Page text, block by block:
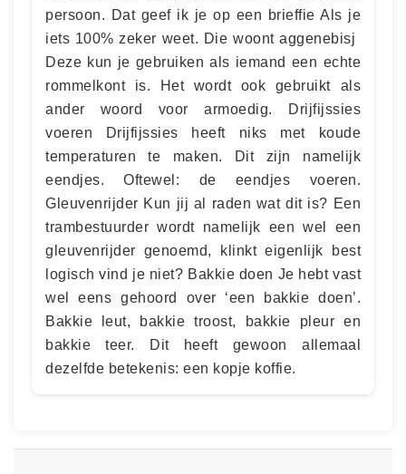
persoon. Dat geef ik je op een brieffie Als je
iets 100% zeker weet. Die woont aggenebisj ​
Deze kun je gebruiken als iemand een echte
rommelkont is. Het wordt ook gebruikt als
ander woord voor armoedig. Drijfijssies
voeren Drijfijssies heeft niks met koude
temperaturen te maken. Dit zijn namelijk
eendjes. Oftewel: de eendjes voeren.
Gleuvenrijder Kun jij al raden wat dit is? Een
trambestuurder wordt namelijk een wel een
gleuvenrijder genoemd, klinkt eigenlijk best
logisch vind je niet? Bakkie doen Je hebt vast
wel eens gehoord over ‘een bakkie doen’.
Bakkie leut, bakkie troost, bakkie pleur en
bakkie teer. Dit heeft gewoon allemaal
dezelfde betekenis: een kopje koffie.